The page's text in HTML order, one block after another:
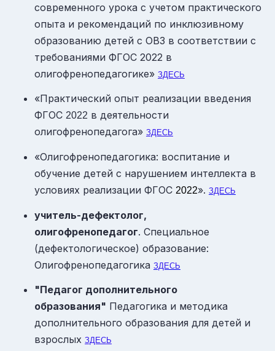
современного урока с учетом практического
опыта и рекомендаций по инклюзивному
образованию детей с ОВЗ в соответствии с
требованиями ФГОС 2022 в
олигофренопедагогике» ЗДЕСЬ
«Практический опыт реализации введения
ФГОС 2022 в деятельности
олигофренопедагога» ЗДЕСЬ
«Олигофренопедагогика: воспитание и
обучение детей с нарушением интеллекта в
условиях реализации ФГОС 2022». ЗДЕСЬ
учитель-дефектолог,
олигофренопедагог. Специальное
(дефектологическое) образование:
Олигофренопедагогика ЗДЕСЬ
"Педагог дополнительного
образования" Педагогика и методика
дополнительного образования для детей и
взрослых ЗДЕСЬ